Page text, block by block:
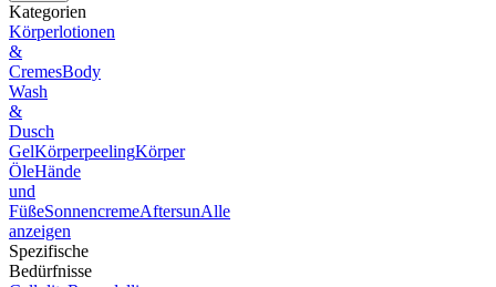
Kategorien
Körperlotionen
&
CremesBody
Wash
&
Dusch
GelKörperpeelingKörper
ÖleHände
und
FüßeSonnencremeAftersunAlle
anzeigen
Spezifische
Bedürfnisse